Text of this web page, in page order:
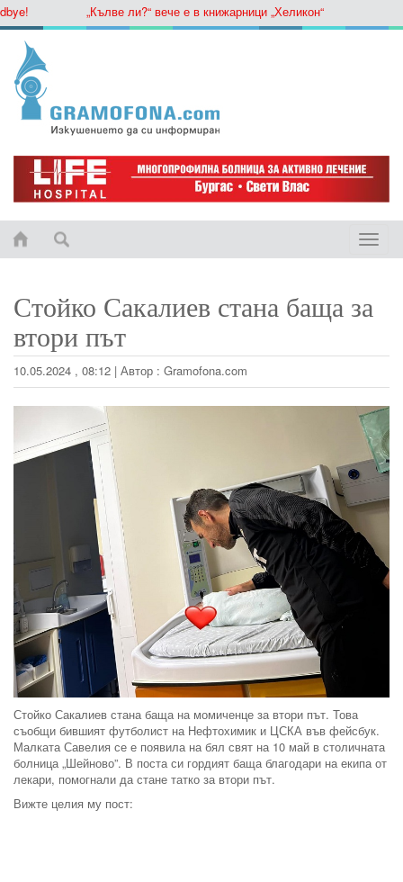
„Кълве ли?“ вече е в книжарници „Хеликон“
Toggle
Стойко Сакалиев стана баща за
втори път
10.05.2024 , 08:12 | Автор : Gramofona.com
Стойко Сакалиев стана баща на момиченце за втори път. Това
съобщи бившият футболист на Нефтохимик и ЦСКА във фейсбук.
Малката Савелия се е появила на бял свят на 10 май в столичната
болница „Шейново”. В поста си гордият баща благодари на екипа от
лекари, помогнали да стане татко за втори път.
Вижте целия му пост: